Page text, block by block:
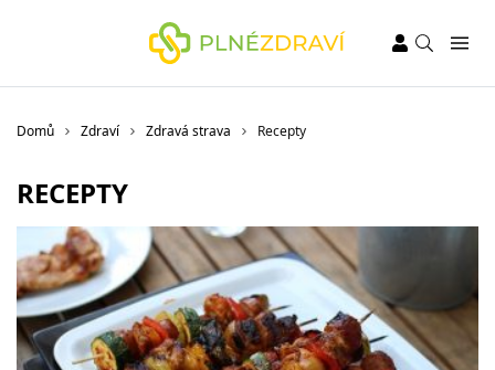
Domů Zdraví Zdravá strava Recepty
RECEPTY